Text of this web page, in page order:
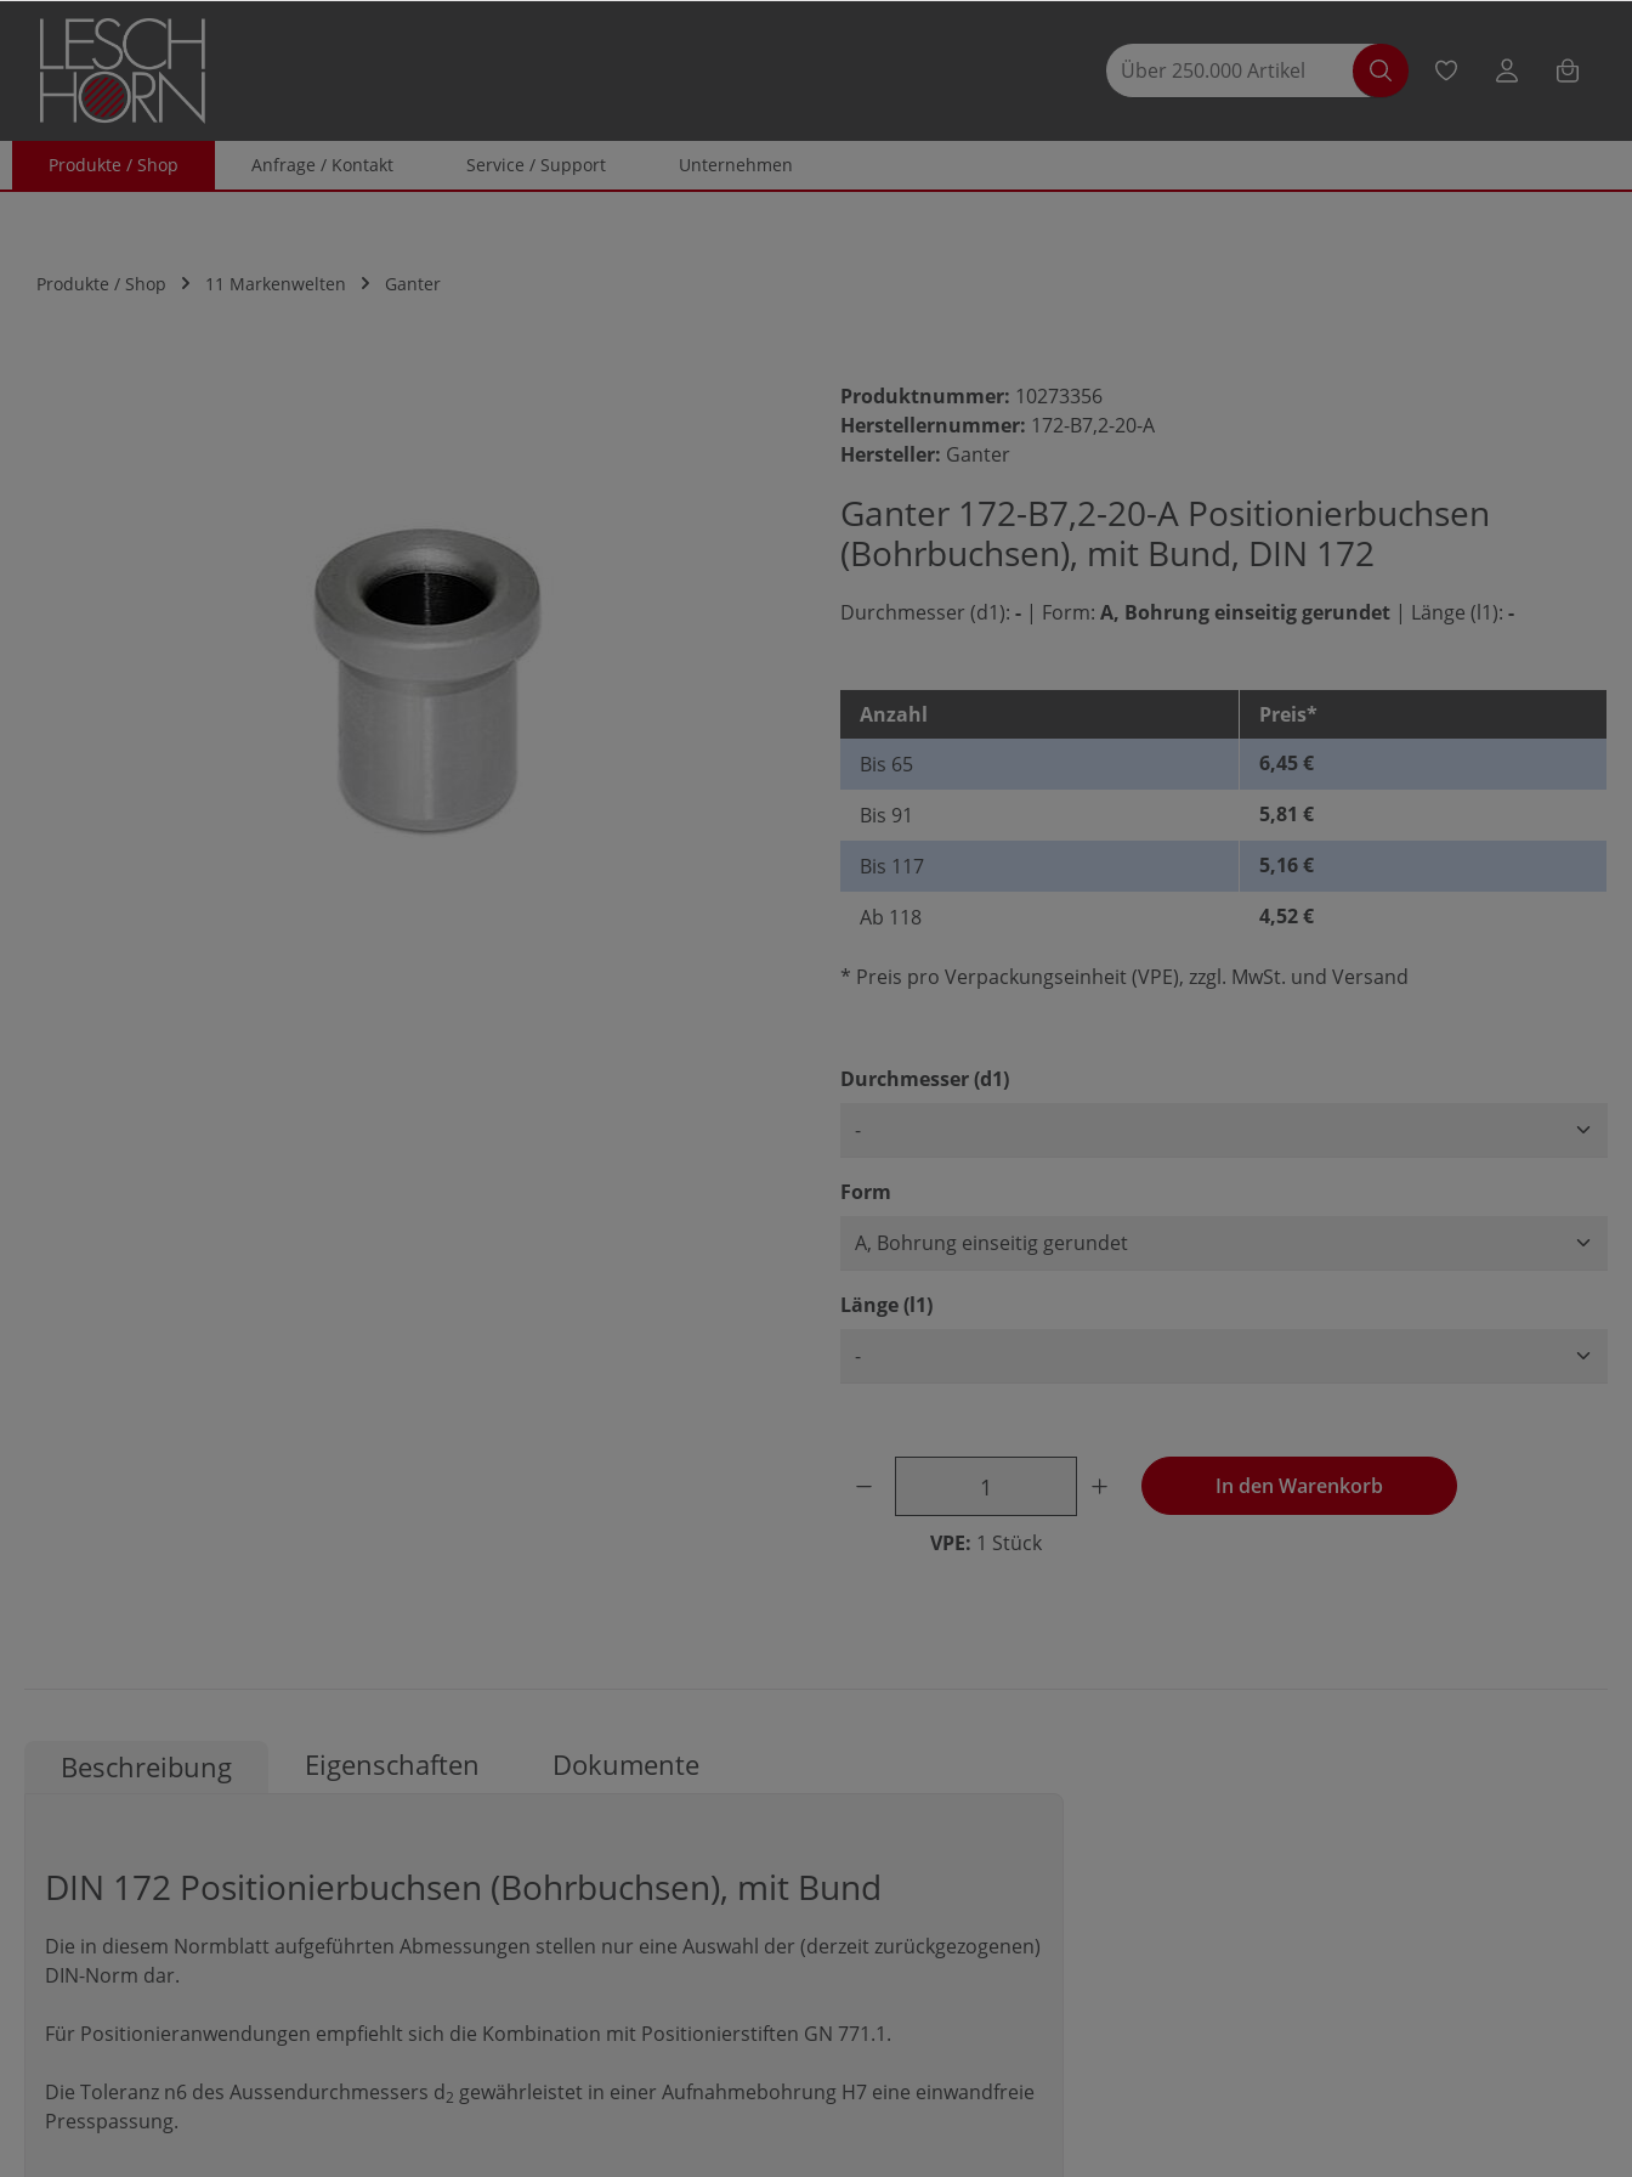
Zur Hauptnavigation springen
Produkte / Shop Anfrage / Kontakt Service / Support Unternehmen
Produkte / Shop 11 Markenwelten Ganter
Produktnummer: 10273356
Herstellernummer: 172-B7,2-20-A
Hersteller: Ganter
Ganter 172-B7,2-20-A Positionierbuchsen
(Bohrbuchsen), mit Bund, DIN 172
Durchmesser (d1): - | Form: A, Bohrung einseitig gerundet | Länge (l1): -
Anzahl
Preis*
Bis 65
6,45 €
Bis 91
5,81 €
Bis 117
5,16 €
Ab 118 4,52 €
* Preis pro Verpackungseinheit (VPE), zzgl. MwSt. und Versand
Durchmesser (d1)auswählen
Form
Länge (l1)auswählen
Produkt Anzahl: Gib den gewünschten Wert ein oder benutze die Schaltflächen, um
VPE: 1 Stück
In den Warenkorb
Beschreibung Eigenschaften Dokumente
DIN 172 Positionierbuchsen (Bohrbuchsen), mit Bund
Die in diesem Normblatt aufgeführten Abmessungen stellen nur eine Auswahl der (derzeit zurückgezogenen)
DIN-Norm dar.
Für Positionieranwendungen empfiehlt sich die Kombination mit Positionierstiften GN 771.1.
Die Toleranz n6 des Aussendurchmessers d2 gewährleistet in einer Aufnahmebohrung H7 eine einwandfreie
Presspassung.